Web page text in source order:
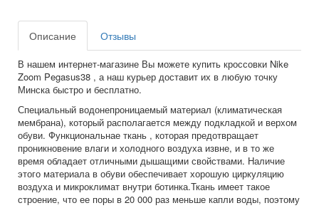
Описание Отзывы
В нашем интернет-магазине Вы можете купить кроссовки Nike
Zoom Pegasus38 , а наш курьер доставит их в любую точку
Минска быстро и бесплатно.
Специальный водонепроницаемый материал (климатическая
мембрана), который располагается между подкладкой и верхом
обуви. Функциональнае ткань , которая предотвращает
проникновение влаги и холодного воздуха извне, и в то же
время обладает отличными дышащими свойствами. Наличие
этого материала в обуви обеспечивает хорошую циркуляцию
воздуха и микроклимат внутри ботинка.Ткань имеет такое
строение, что ее поры в 20 000 раз меньше капли воды, поэтому